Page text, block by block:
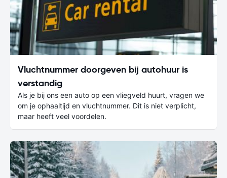
Vluchtnummer doorgeven bij autohuur is
verstandig
Als je bij ons een auto op een vliegveld huurt, vragen we
om je ophaaltijd en vluchtnummer. Dit is niet verplicht,
maar heeft veel voordelen.